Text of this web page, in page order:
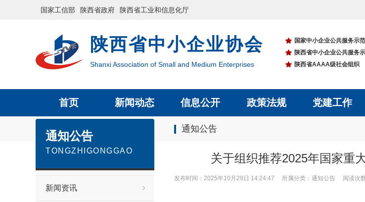
国家工信部 陕西省政府 陕西省工业和信息化厅
陕西省中小企业协会
Shanxi Association of Small and Medium Enterprises
国家中小企业公共服务示
陕西省中小企业公共服务
陕西省AAAA级社会组织
首页 新闻动态 信息公开 政策法规 党建工作
通知公告
通知公告
TONGZHIGONGGAO
新闻资讯
关于组织推荐2025年国家重
发布时间：2025年10月29日 14:24:47 所属分类：通知公告 阅读次